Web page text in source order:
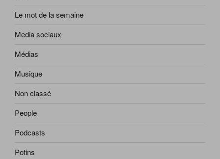
Le mot de la semaine
Media sociaux
Médias
Musique
Non classé
People
Podcasts
Potins